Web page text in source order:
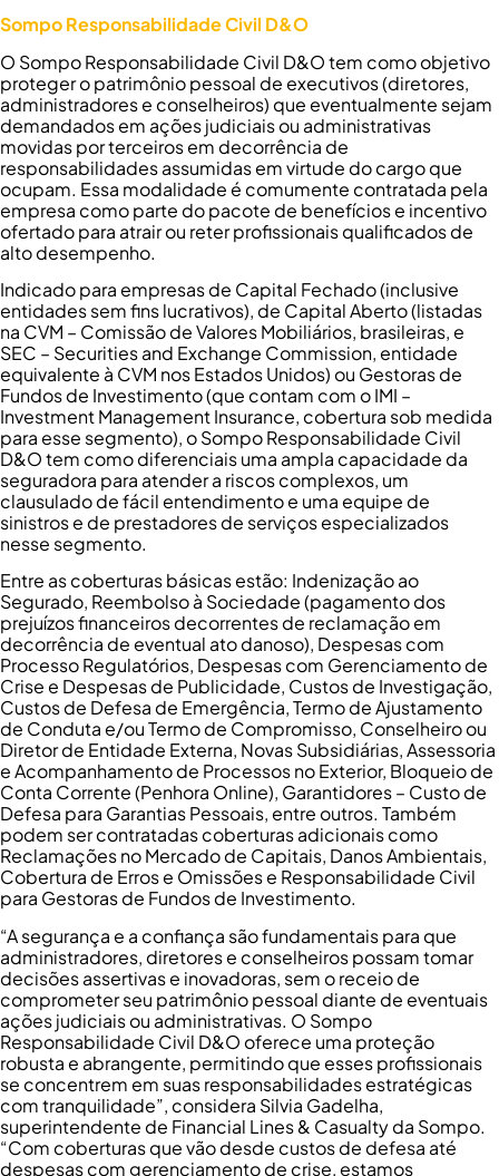
Sompo Responsabilidade Civil D&O
O Sompo Responsabilidade Civil D&O tem como objetivo
proteger o patrimônio pessoal de executivos (diretores,
administradores e conselheiros) que eventualmente sejam
demandados em ações judiciais ou administrativas
movidas por terceiros em decorrência de
responsabilidades assumidas em virtude do cargo que
ocupam. Essa modalidade é comumente contratada pela
empresa como parte do pacote de benefícios e incentivo
ofertado para atrair ou reter profissionais qualificados de
alto desempenho.
Indicado para empresas de Capital Fechado (inclusive
entidades sem fins lucrativos), de Capital Aberto (listadas
na CVM – Comissão de Valores Mobiliários, brasileiras, e
SEC – Securities and Exchange Commission, entidade
equivalente à CVM nos Estados Unidos) ou Gestoras de
Fundos de Investimento (que contam com o IMI –
Investment Management Insurance, cobertura sob medida
para esse segmento), o Sompo Responsabilidade Civil
D&O tem como diferenciais uma ampla capacidade da
seguradora para atender a riscos complexos, um
clausulado de fácil entendimento e uma equipe de
sinistros e de prestadores de serviços especializados
nesse segmento.
Entre as coberturas básicas estão: Indenização ao
Segurado, Reembolso à Sociedade (pagamento dos
prejuízos financeiros decorrentes de reclamação em
decorrência de eventual ato danoso), Despesas com
Processo Regulatórios, Despesas com Gerenciamento de
Crise e Despesas de Publicidade, Custos de Investigação,
Custos de Defesa de Emergência, Termo de Ajustamento
de Conduta e/ou Termo de Compromisso, Conselheiro ou
Diretor de Entidade Externa, Novas Subsidiárias, Assessoria
e Acompanhamento de Processos no Exterior, Bloqueio de
Conta Corrente (Penhora Online), Garantidores – Custo de
Defesa para Garantias Pessoais, entre outros. Também
podem ser contratadas coberturas adicionais como
Reclamações no Mercado de Capitais, Danos Ambientais,
Cobertura de Erros e Omissões e Responsabilidade Civil
para Gestoras de Fundos de Investimento.
“A segurança e a confiança são fundamentais para que
administradores, diretores e conselheiros possam tomar
decisões assertivas e inovadoras, sem o receio de
comprometer seu patrimônio pessoal diante de eventuais
ações judiciais ou administrativas. O Sompo
Responsabilidade Civil D&O oferece uma proteção
robusta e abrangente, permitindo que esses profissionais
se concentrem em suas responsabilidades estratégicas
com tranquilidade”, considera Silvia Gadelha,
superintendente de Financial Lines & Casualty da Sompo.
“Com coberturas que vão desde custos de defesa até
despesas com gerenciamento de crise, estamos